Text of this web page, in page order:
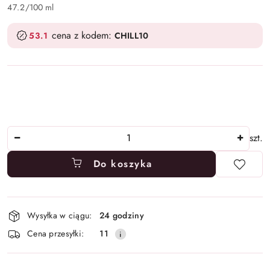
47.2/100 ml
53.1 cena z kodem: CHILL10
szt.
Do koszyka
Dostępność
i
dostawa
Wysyłka w ciągu:
24 godziny
Cena przesyłki:
11